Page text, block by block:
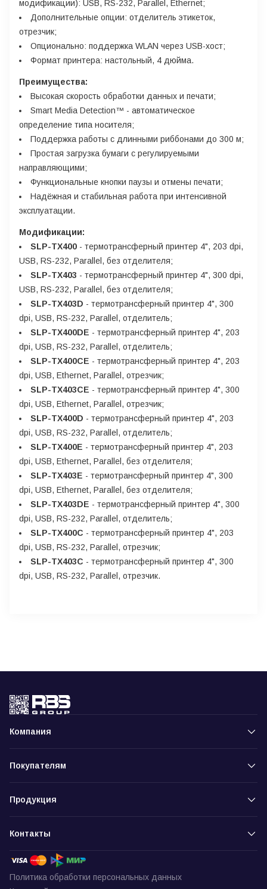
модификации): USB, RS-232, Parallel, Ethernet;
Дополнительные опции: отделитель этикеток,
отрезчик;
Опционально: поддержка WLAN через USB-хост;
Формат принтера: настольный, 4 дюйма.
Преимущества:
Высокая скорость обработки данных и печати;
Smart Media Detection™ - автоматическое
определение типа носителя;
Поддержка работы с длинными риббонами до 300 м;
Простая загрузка бумаги с регулируемыми
направляющими;
Функциональные кнопки паузы и отмены печати;
Надёжная и стабильная работа при интенсивной
эксплуатации.
Модификации:
SLP-TX400 - термотрансферный принтер 4", 203 dpi,
USB, RS-232, Parallel, без отделителя;
SLP-TX403 - термотрансферный принтер 4", 300 dpi,
USB, RS-232, Parallel, без отделителя;
SLP-TX403D - термотрансферный принтер 4", 300
dpi, USB, RS-232, Parallel, отделитель;
SLP-TX400DE - термотрансферный принтер 4", 203
dpi, USB, RS-232, Parallel, отделитель;
SLP-TX400CE - термотрансферный принтер 4", 203
dpi, USB, Ethernet, Parallel, отрезчик;
SLP-TX403CE - термотрансферный принтер 4", 300
dpi, USB, Ethernet, Parallel, отрезчик;
SLP-TX400D - термотрансферный принтер 4", 203
dpi, USB, RS-232, Parallel, отделитель;
SLP-TX400E - термотрансферный принтер 4", 203
dpi, USB, Ethernet, Parallel, без отделителя;
SLP-TX403E - термотрансферный принтер 4", 300
dpi, USB, Ethernet, Parallel, без отделителя;
SLP-TX403DE - термотрансферный принтер 4", 300
dpi, USB, RS-232, Parallel, отделитель;
SLP-TX400C - термотрансферный принтер 4", 203
dpi, USB, RS-232, Parallel, отрезчик;
SLP-TX403C - термотрансферный принтер 4", 300
dpi, USB, RS-232, Parallel, отрезчик.
Компания
Покупателям
Продукция
Контакты
Политика обработки персональных данных